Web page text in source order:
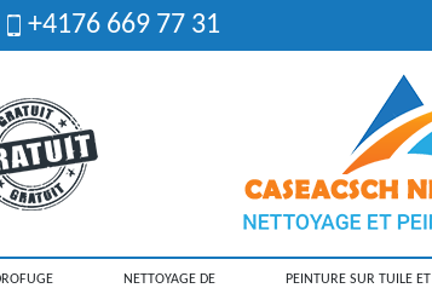
+4176 669 77 31
NETTOYAGE DE
PEINTURE SUR TUILE ET